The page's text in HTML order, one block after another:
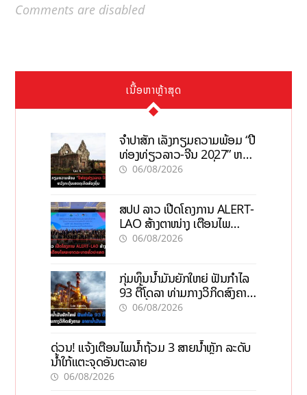
Comments are disabled
ເນື້ອຫາຫຼ້າສຸດ
ຈຳປາສັກ ເລັ່ງກຽມຄວາມພ້ອມ “ປີ
ທ່ອງທ່ຽວລາວ-ຈີນ 2027” ຫວັງ
ກະຕຸ້ນເສດຖະກິດທ້ອງຖິ່ນ
06/08/2026
ສປປ ລາວ ເປີດໂຄງການ ALERT-
LAO ສ້າງຕາໜ່າງ ເຕືອນໄພ
ພະຍາດລະບາດທົ່ວປະເທດ
06/08/2026
ກຸ່ມທຶນນ້ຳມັນຍັກໃຫຍ່ ຟັນກຳໄລ
93 ຕື້ໂດລາ ທ່າມກາງວິກິດສົງຄາມ
ລາຄານໍ້າມັນແພງ
06/08/2026
ດ່ວນ! ແຈ້ງເຕືອນໄພນໍ້າຖ້ວມ 3 ສາຍນໍ້າຫຼັກ ລະດັບ
ນໍ້າໃກ້ແຕະຈຸດອັນຕະລາຍ
06/08/2026